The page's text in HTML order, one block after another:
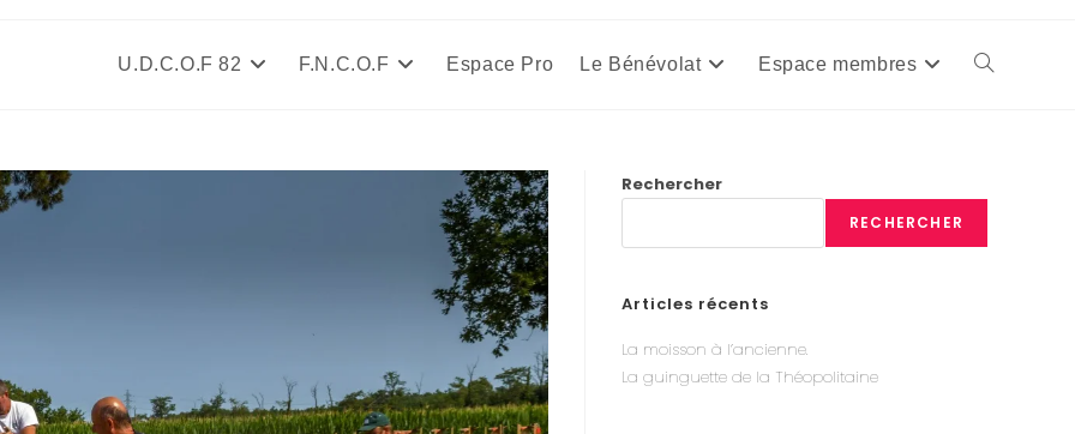
U.D.C.O.F 82 F.N.C.O.F Espace Pro Le Bénévolat Espace membres Toggle
Rechercher
RECHERCHER
Articles récents
La moisson à l’ancienne.
La guinguette de la Théopolitaine